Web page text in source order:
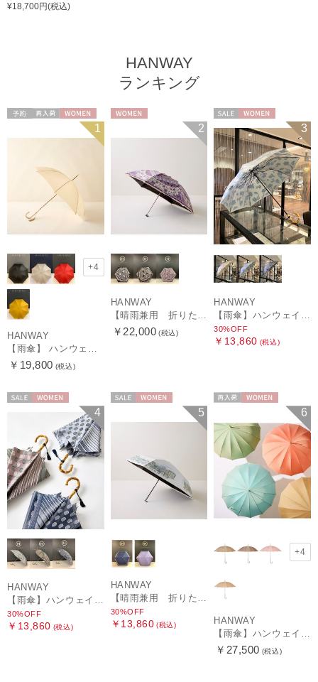
¥18,700円(税込)
HANWAY
ランキング
WOMEN 1
+4
HANWAY
【雨傘】 ハンウェイ （HANWAY） Couturier クチュリエ 長傘 日本製
￥19,800 (税込)
2
HANWAY
【晴雨兼用 折りたたみ日傘】ハンウェイ（ＨＡＮＷＡＹ）Vestido de frida（べスティード・デ・フリーダ）
￥22,000 (税込)
3
HANWAY
【雨傘】ハンウェイ (HANWAY) Lily CJ（リリー・シー・ジェー） 日本製 親骨：51～55cm
30%OFF
￥13,860 (税込)
4
HANWAY
30%OFF
￥13,860 (税込)
5
HANWAY
30%OFF
￥13,860 (税込)
6
+4
HANWAY
￥27,500 (税込)